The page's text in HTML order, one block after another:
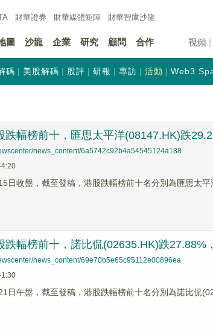
財華證券 財華媒體矩陣 財華智庫沙龍
圖 沙龍 企業 研究 顧問 合作 視頻
碼 美股解碼 股評 研報 專訪 活動 Web3
跌幅榜前十，匯思太平洋(08147.HK)跌
news_content/6a5742c92b4a54545124a188
日收盤，截至發稿，港股跌幅榜前十名分別為匯思太
跌幅榜前十，諾比侃(02635.HK)跌
news_content/69e70b5e65c95112e00896ea
日午盤，截至發稿，港股跌幅榜前十名分別為諾比